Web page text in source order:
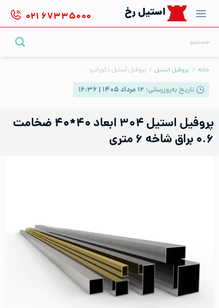
content
استیل رخ ۰۲۱ ۶۷۳۳۵۰۰۰
خانه / پروفیل استیل / پروفیل استیل دکوراتیو
تاریخ به‌روزرسانی: ۱۲ مرداد ۱۴۰۵ | ۱۶:۳۶
پروفیل استیل ۳۰۴ ابعاد ۴۰*۴۰ ضخامت
۰.۶ براق شاخه ۶ متری